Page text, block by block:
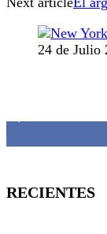
24 de Julio
RECIENTES